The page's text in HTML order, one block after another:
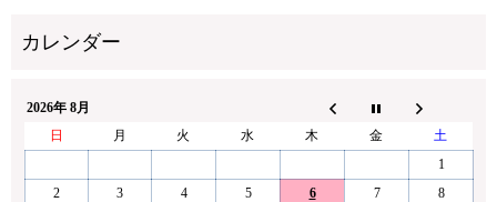
2026年 8月
日
月 火 水 木 金
土
1
2
3 4 5 6 7
8